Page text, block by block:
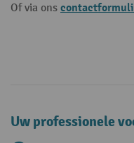
Of via ons
Uw professionele